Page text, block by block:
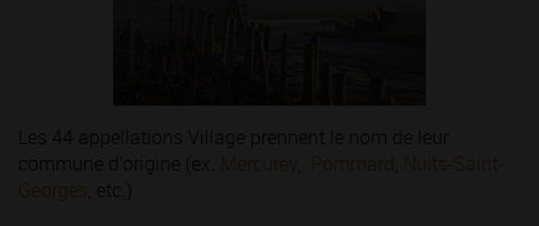
Les 44 appellations Village prennent le nom de leur
commune d’origine (ex. Mercurey Pommard Nuits-Saint-
Georges , etc.)